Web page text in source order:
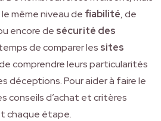
même niveau de fiabilité, de
encore de sécurité des
de comparer les sites
comprendre leurs particularités
déceptions. Pour aider à faire le
conseils d’achat et critères
chaque étape.